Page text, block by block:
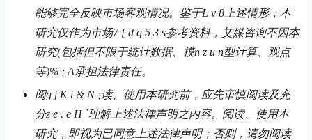
能够完全反映市场客观情况。鉴于L v 8 上述情形，本
研究仅作为市场7 [ d q 5 3 s参考资料，艾媒咨询不因本
研究(包括但不限于统计数据、模n z u n型计算、观点
等)% ; A承担法律责任。
阅g j K i & N ;读、使用本研究前，应先审慎阅读及充
分z e . e H `理解上述法律声明之内容。阅读、使用本
研究，即视为已同意上述法律声明；否则，请勿阅读